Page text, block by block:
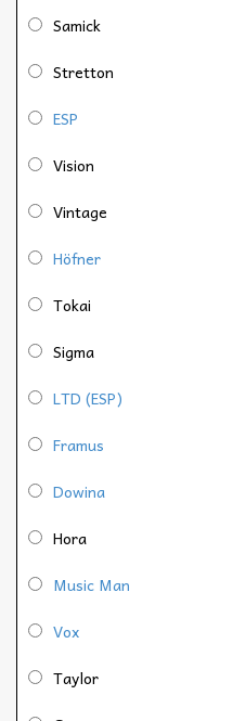
Samick
Stretton
ESP
Vision
Vintage
Höfner
Tokai
Sigma
LTD (ESP)
Framus
Dowina
Hora
Music Man
Vox
Taylor